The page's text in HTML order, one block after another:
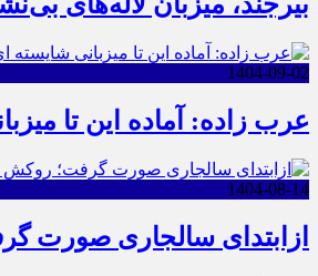
1404-09-02
عرب زاده: آماده این تا
1404-08-14
ازابتدای سالجاری صورت گرفت؛ روکش ۴۴۷ کیلومتر